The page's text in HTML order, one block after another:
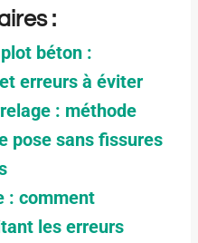
:
béton :
erreurs à éviter
: méthode
pose sans fissures
: comment
les erreurs